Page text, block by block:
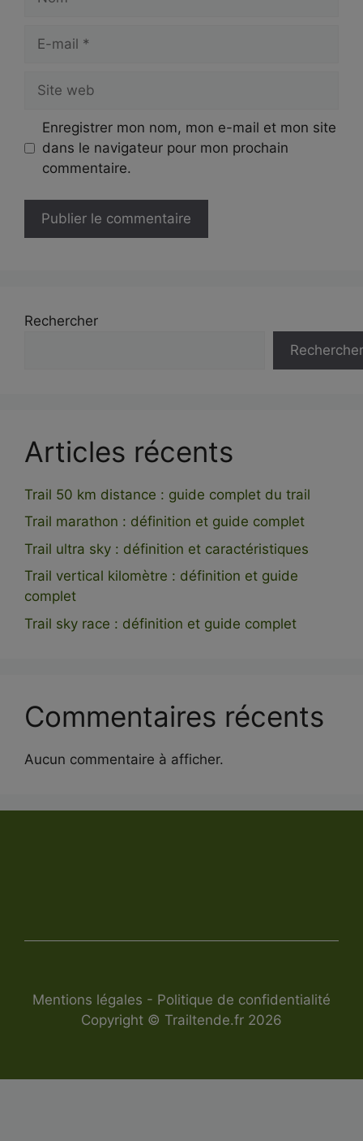
Site
Enregistrer mon nom, mon e-mail et mon site
dans le navigateur pour mon prochain
commentaire.
Rechercher
Rechercher
Articles récents
Trail 50 km distance : guide complet du trail
Trail marathon : définition et guide complet
Trail ultra sky : définition et caractéristiques
Trail vertical kilomètre : définition et guide
complet
Trail sky race : définition et guide complet
Commentaires récents
Aucun commentaire à afficher.
Copyright © Trailtende.fr 2026
Mentions légales - Politique de confidentialité